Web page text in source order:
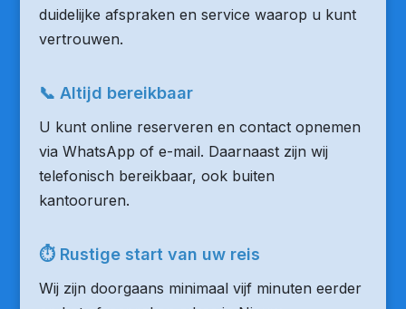
duidelijke afspraken en service waarop u kunt
vertrouwen.
📞 Altijd bereikbaar
U kunt online reserveren en contact opnemen
via WhatsApp of e-mail. Daarnaast zijn wij
telefonisch bereikbaar, ook buiten
kantooruren.
⏱ Rustige start van uw reis
Wij zijn doorgaans minimaal vijf minuten eerder